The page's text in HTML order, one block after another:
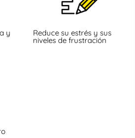
y Reduce su estrés y sus
niveles de frustración